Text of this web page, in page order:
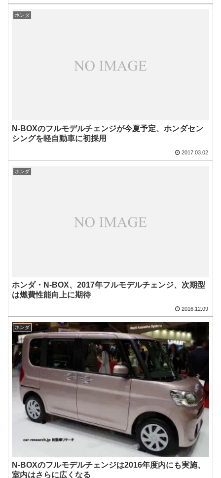
ホンダ
N-BOXのフルモデルチェンジが今夏予定、ホンダセン
シングを軽自動車に初採用
2017.03.02
ホンダ
ホンダ・N-BOX、2017年フルモデルチェンジ、次期型
は燃費性能向上に期待
2016.12.09
ホンダ
N-BOXのフルモデルチェンジは2016年度内にも実施、
室内はさらに広くなる